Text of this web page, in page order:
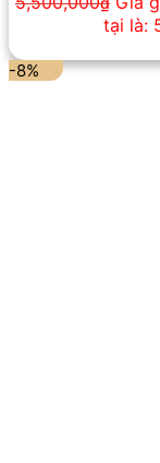
tại là:
-8%